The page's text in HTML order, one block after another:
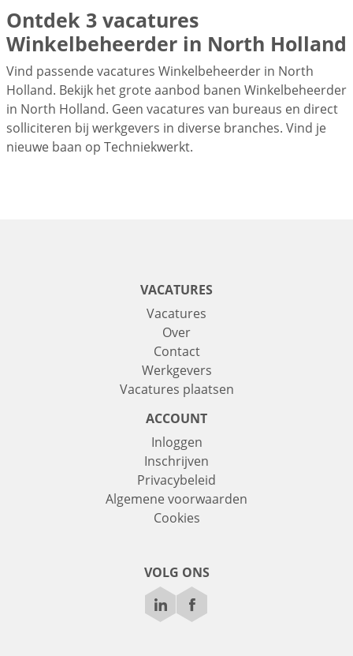
Ontdek 3 vacatures
Winkelbeheerder in North Holland
Vind passende vacatures Winkelbeheerder in North
Holland. Bekijk het grote aanbod banen Winkelbeheerder
in North Holland. Geen vacatures van bureaus en direct
solliciteren bij werkgevers in diverse branches. Vind je
nieuwe baan op Techniekwerkt.
VACATURES
Vacatures
Over
Contact
Werkgevers
Vacatures plaatsen
ACCOUNT
Inloggen
Inschrijven
Privacybeleid
Algemene voorwaarden
Cookies
VOLG ONS